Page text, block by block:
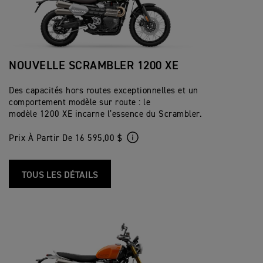
NOUVELLE SCRAMBLER 1200 XE
Des capacités hors routes exceptionnelles et un
comportement modèle sur route : le
modèle 1200 XE incarne l’essence du Scrambler.
Prix À Partir De 16 595,00 $
TOUS LES DÉTAILS